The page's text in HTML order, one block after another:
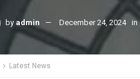
by admin December 24, 2024 in
Latest News